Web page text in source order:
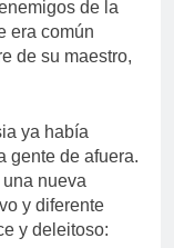
de la
era común
de su maestro,
ya había
gente de afuera.
nueva
y diferente
y deleitoso: